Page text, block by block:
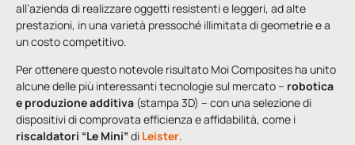
all’azienda di realizzare oggetti resistenti e leggeri, ad alte
prestazioni, in una varietà pressoché illimitata di geometrie e a
un costo competitivo.
Per ottenere questo notevole risultato Moi Composites ha unito
alcune delle più interessanti tecnologie sul mercato – robotica
e produzione additiva (stampa 3D) – con una selezione di
dispositivi di comprovata efficienza e affidabilità, come i
riscaldatori “Le Mini”di Leister.